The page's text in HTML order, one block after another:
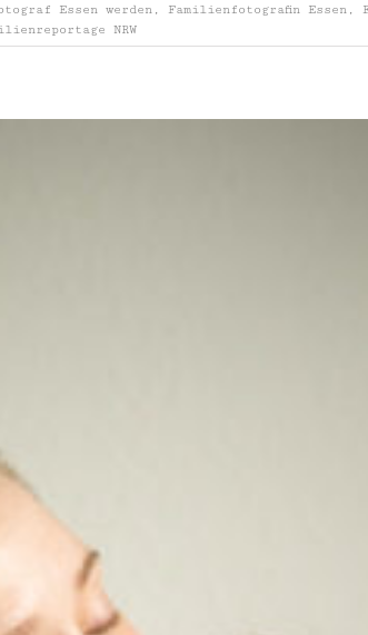
Essen werden , Familienfotografin Essen ,
NRW